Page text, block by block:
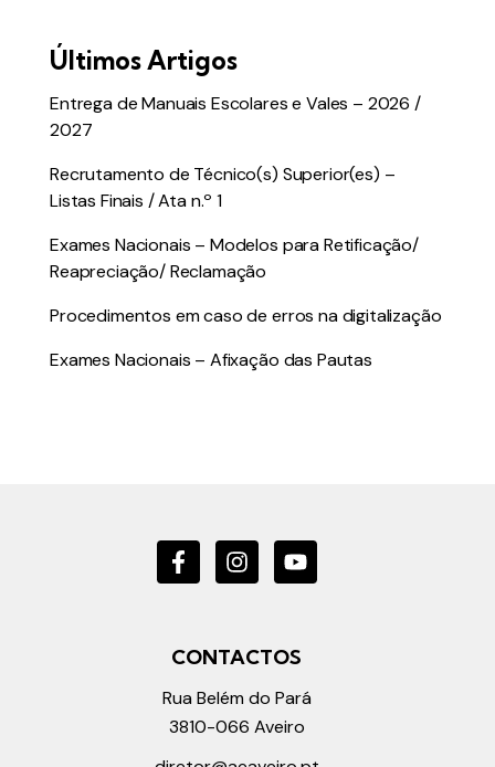
Últimos Artigos
Entrega de Manuais Escolares e Vales – 2026 /
2027
Recrutamento de Técnico(s) Superior(es) –
Listas Finais / Ata n.º 1
Exames Nacionais – Modelos para Retificação/
Reapreciação/ Reclamação
Procedimentos em caso de erros na digitalização
Exames Nacionais – Afixação das Pautas
CONTACTOS
Rua Belém do Pará
3810-066 Aveiro